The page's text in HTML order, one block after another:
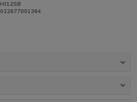
HJ12SB
022677001364